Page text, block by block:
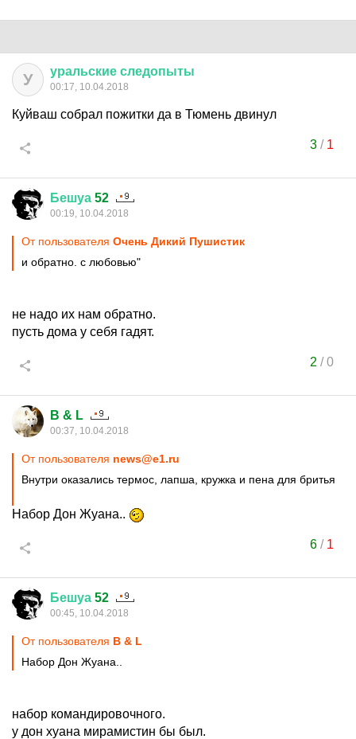
У уральские следопыты
00:17, 10.04.2018
Куйваш собрал пожитки да в Тюмень двинул
3/ 1
Бешуа 52
00:19, 10.04.2018
От пользователя Очень Дикий Пушистик
и обратно. с любовью"
не надо их нам обратно.
пусть дома у себя гадят.
2 /0
B & L
00:37, 10.04.2018
От пользователя news@e1.ru
Внутри оказались термос, лапша, кружка и пена для бритья
Набор Дон Жуана..
6/ 1
Бешуа 52
00:45, 10.04.2018
От пользователя B & L
Набор Дон Жуана..
набор командировочного.
у дон хуана мирамистин бы был.